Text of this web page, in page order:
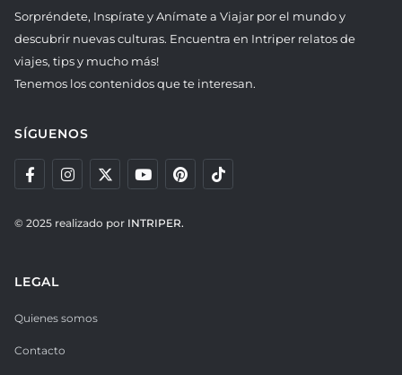
Sorpréndete, Inspírate y Anímate a Viajar por el mundo y
descubrir nuevas culturas. Encuentra en Intriper relatos de
viajes, tips y mucho más!
Tenemos los contenidos que te interesan.
SÍGUENOS
© 2025 realizado por INTRIPER.
LEGAL
Quienes somos
Contacto